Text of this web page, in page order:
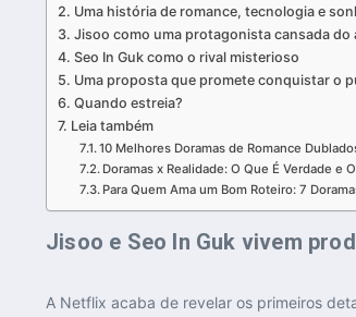
Uma história de romance, tecnologia e
Jisoo como uma protagonista cansada do
Seo In Guk como o rival misterioso
Uma proposta que promete conquistar o
Quando estreia?
Leia também
10 Melhores Doramas de Romance
Doramas x Realidade: O Que É Verdade e
Para Quem Ama um Bom Roteiro: 7
Jisoo e Seo In Guk vivem
A Netflix acaba de revelar os primeiros